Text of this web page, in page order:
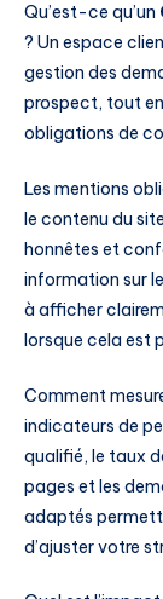
Qu’est-ce qu’un
? Un espace
gestion des
prospect, tout
obligations de
Les mentions
le contenu du
honnêtes et
information sur
à afficher
lorsque cela est
Comment
indicateurs de
qualifié, le taux
pages et les
adaptés
d’ajuster votre